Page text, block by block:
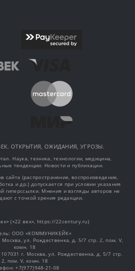
ОТКРЫТИЯ, ОЖИДАНИЯ, УГРОЗЫ.
Наука, техника, технологии, медицина,
тенденции. Новости и публикации.
сайта (распространение, воспроизведение,
и др.) допускается при условии указания
гиперссылки. Мнения и взгляды авторов не
с точкой зрения редакции.
(«22 век», https://22century.ru)
OOO «КОММУНИКЕЙК»
ул. Рождественка, д. 5/7 стр. 2, пом. V,
комн. 18
г. Москва, ул. Рождественка, д. 5/7 стр.
2, пом. V, комн. 18
+7(977)948-21-08